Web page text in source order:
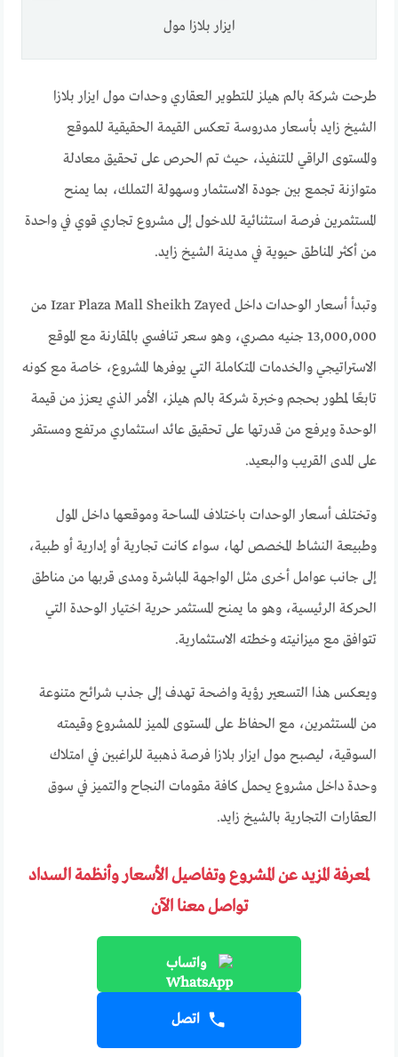
ايزار بلازا مول
طرحت شركة بالم هيلز للتطوير العقاري وحدات مول ايزار بلازا
الشيخ زايد بأسعار مدروسة تعكس القيمة الحقيقية للموقع
والمستوى الراقي للتنفيذ، حيث تم الحرص على تحقيق معادلة
متوازنة تجمع بين جودة الاستثمار وسهولة التملك، بما يمنح
المستثمرين فرصة استثنائية للدخول إلى مشروع تجاري قوي في واحدة
من أكثر المناطق حيوية في مدينة الشيخ زايد.
وتبدأ أسعار الوحدات داخل Izar Plaza Mall Sheikh Zayed من
13,000,000 جنيه مصري، وهو سعر تنافسي بالمقارنة مع الموقع
الاستراتيجي والخدمات المتكاملة التي يوفرها المشروع، خاصة مع كونه
تابعًا لمطور بحجم وخبرة شركة بالم هيلز، الأمر الذي يعزز من قيمة
الوحدة ويرفع من قدرتها على تحقيق عائد استثماري مرتفع ومستقر
على المدى القريب والبعيد.
وتختلف أسعار الوحدات باختلاف المساحة وموقعها داخل المول
وطبيعة النشاط المخصص لها، سواء كانت تجارية أو إدارية أو طبية،
إلى جانب عوامل أخرى مثل الواجهة المباشرة ومدى قربها من مناطق
الحركة الرئيسية، وهو ما يمنح المستثمر حرية اختيار الوحدة التي
تتوافق مع ميزانيته وخطته الاستثمارية.
ويعكس هذا التسعير رؤية واضحة تهدف إلى جذب شرائح متنوعة
من المستثمرين، مع الحفاظ على المستوى المميز للمشروع وقيمته
السوقية، ليصبح مول ايزار بلازا فرصة ذهبية للراغبين في امتلاك
وحدة داخل مشروع يحمل كافة مقومات النجاح والتميز في سوق
العقارات التجارية بالشيخ زايد.
لمعرفة المزيد عن المشروع وتفاصيل الأسعار وأنظمة السداد
تواصل معنا الآن
واتساب
اتصل